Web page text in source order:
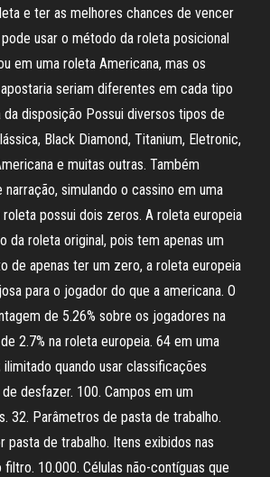
e ter as melhores chances de vencer
usar o método da roleta posicional
em uma roleta Americana, mas os
seriam diferentes em cada tipo
disposição Possui diversos tipos de
Black Diamond, Titanium, Eletronic,
e muitas outras. Também
simulando o cassino em uma
roleta possui dois zeros. A roleta europeia
da roleta original, pois tem apenas um
de apenas ter um zero, a roleta europeia
para o jogador do que a americana. O
de 5.26% sobre os jogadores na
2.7% na roleta europeia. 64 em uma
quando usar classificações
desfazer. 100. Campos em um
32. Parâmetros de pasta de trabalho.
pasta de trabalho. Itens exibidos nas
10.000. Células não-contíguas que